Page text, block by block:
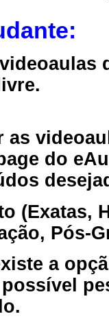
as
do
(Exatas,
Pós-
a